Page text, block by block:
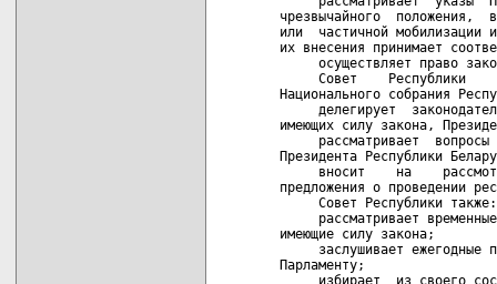
чрезвычайного  положения,
или  частичной мобилизации
их внесения принимает
осуществляет право
Совет    Республики
Национального собрания
делегирует
имеющих силу закона,
рассматривает  вопросы
Президента Республики
вносит    на
предложения о проведении
     Совет Республики также:
рассматривает
имеющие силу закона;
заслушивает ежегодные
Парламенту;
избирает  из своего